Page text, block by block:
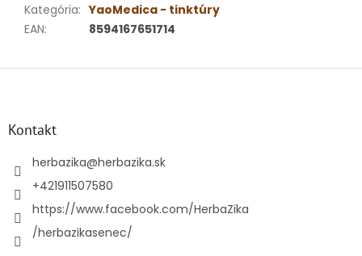
Kategória: YaoMedica - tinktúry
EAN: 8594167651714
Kontakt
herbazika@herbazika.sk
+421911507580
https://www.facebook.com/HerbaZika
/herbazikasenec/